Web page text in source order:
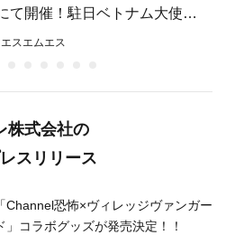
て開催！駐日ベトナム大使館
した日本初のフェスティバ
スエムエス
株式会社の
スリリース
「Channel恐怖×ヴィレッジヴァンガー
」コラボグッズが発売決定！！